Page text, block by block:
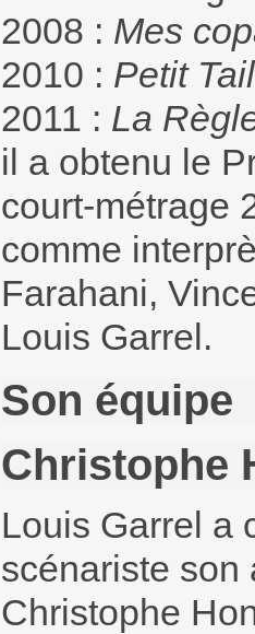
2008 : Mes
2010 : Petit
2011 : La
il a obtenu le
court-métrage
comme
Farahani,
Louis Garrel.
Son équipe
Christophe
Louis Garrel a
scénariste son
Christophe